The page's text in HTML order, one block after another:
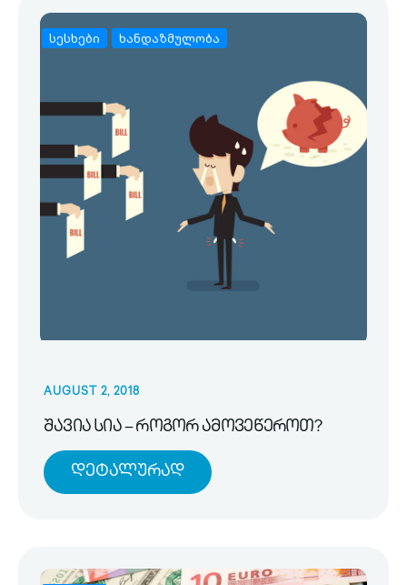
სესხები ხანდაზმულობა
AUGUST 2, 2018
შავია სია – როგორ ამოვეწეროთ?
Დეტალურად